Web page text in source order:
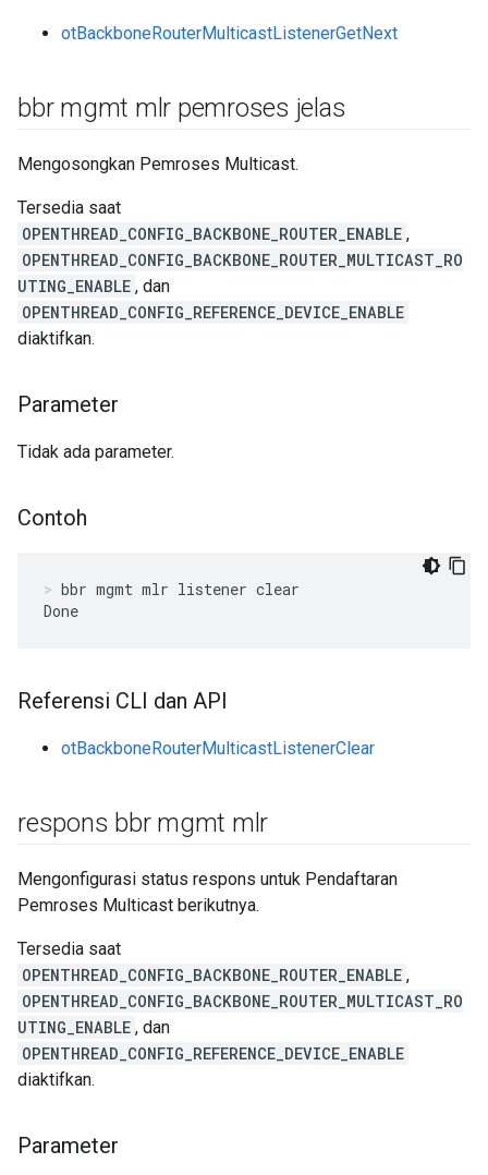
otBackboneRouterMulticastListenerGetNext
bbr mgmt mlr pemroses jelas
Mengosongkan Pemroses Multicast.
Tersedia saat
OPENTHREAD_CONFIG_BACKBONE_ROUTER_ENABLE ,
OPENTHREAD_CONFIG_BACKBONE_ROUTER_MULTICAST_RO
UTING_ENABLE , dan
OPENTHREAD_CONFIG_REFERENCE_DEVICE_ENABLE
diaktifkan.
Parameter
Tidak ada parameter.
Contoh
bbr mgmt mlr listener clear
Done
Referensi CLI dan API
otBackboneRouterMulticastListenerClear
respons bbr mgmt mlr
Mengonfigurasi status respons untuk Pendaftaran
Pemroses Multicast berikutnya.
Tersedia saat
OPENTHREAD_CONFIG_BACKBONE_ROUTER_ENABLE ,
OPENTHREAD_CONFIG_BACKBONE_ROUTER_MULTICAST_RO
UTING_ENABLE , dan
OPENTHREAD_CONFIG_REFERENCE_DEVICE_ENABLE
diaktifkan.
Parameter